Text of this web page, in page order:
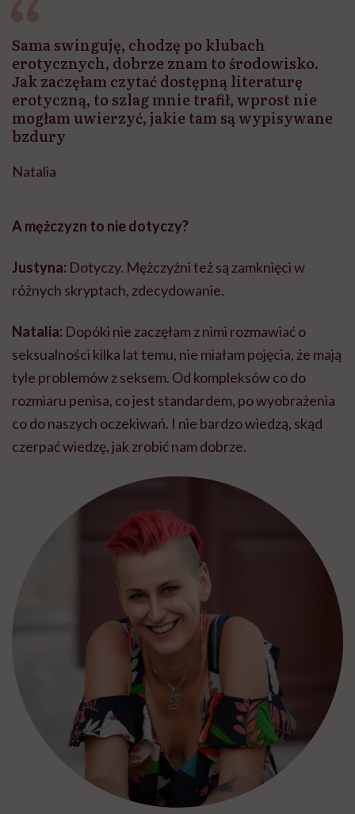
Sama swinguję, chodzę po klubach
erotycznych, dobrze znam to środowisko.
Jak zaczęłam czytać dostępną literaturę
erotyczną, to szlag mnie trafił, wprost nie
mogłam uwierzyć, jakie tam są wypisywane
bzdury
Natalia
A mężczyzn to nie dotyczy?
Justyna: Dotyczy. Mężczyźni też są zamknięci w
różnych skryptach, zdecydowanie.
Natalia: Dopóki nie zaczęłam z nimi rozmawiać o
seksualności kilka lat temu, nie miałam pojęcia, że mają
tyle problemów z seksem. Od kompleksów co do
rozmiaru penisa, co jest standardem, po wyobrażenia
co do naszych oczekiwań. I nie bardzo wiedzą, skąd
czerpać wiedzę, jak zrobić nam dobrze.